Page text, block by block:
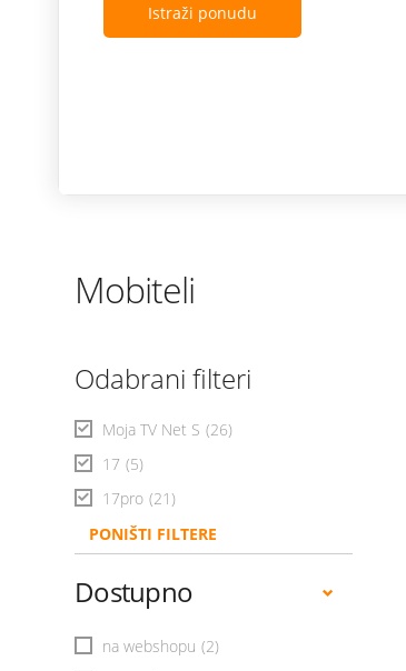
Istraži ponudu
Mobiteli
Odabrani filteri
Moja TV Net S (26)
17 (5)
17pro (21)
PONIŠTI FILTERE
Dostupno
na webshopu (2)